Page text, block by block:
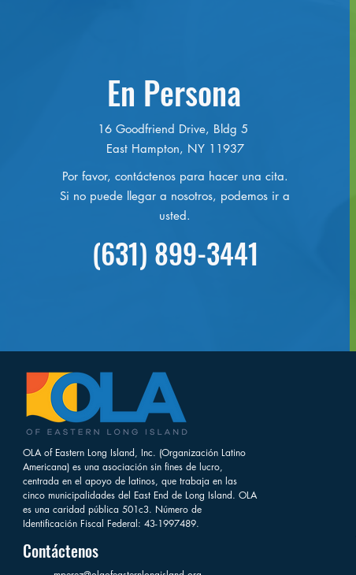
En Persona
16 Goodfriend Drive, Bldg 5
East Hampton, NY 11937
Por favor, contáctenos para hacer una cita.
Si no puede llegar a nosotros, podemos ir a
usted.
(631) 899-3441
OLA of Eastern Long Island, Inc. (Organización Latino
Americana) es una asociación sin fines de lucro,
centrada en el apoyo de latinos, que trabaja en las
cinco municipalidades del East End de Long Island. OLA
es una caridad pública 501c3. Número de
Identificación Fiscal Federal: 43-1997489.
Contáctenos